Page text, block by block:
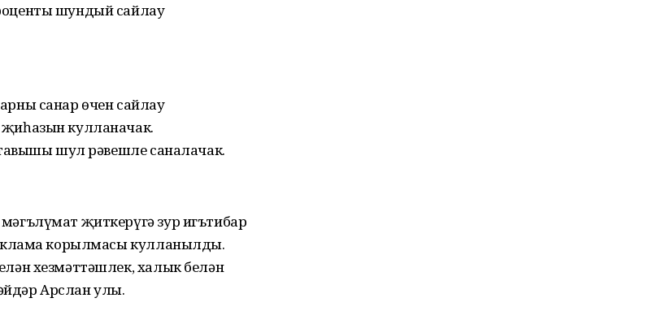
шундый сайлау
санар өчен сайлау
кулланачак.
шул рәвешле саналачак.
җиткерүгә зур игътибар
корылмасы кулланылды.
хезмәттәшлек, халык белән
Арслан улы.